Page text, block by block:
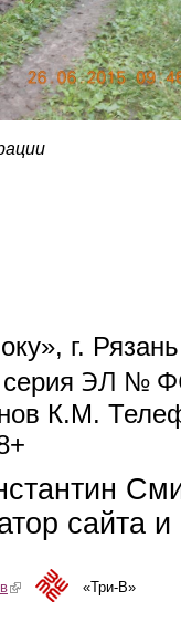
г.
ЭЛ №
К.М.
e-mail)
сайта
(link is external)«Три-В»